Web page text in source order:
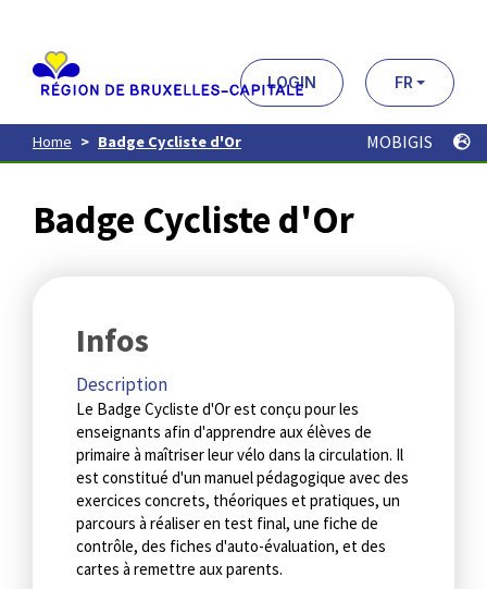
contenu
principal
LOGIN FR
Home Badge Cycliste d'Or MOBIGIS
Badge Cycliste d'Or
Infos
Description
Le Badge Cycliste d'Or est conçu pour les
enseignants afin d'apprendre aux élèves de
primaire à maîtriser leur vélo dans la circulation. Il
est constitué d'un manuel pédagogique avec des
exercices concrets, théoriques et pratiques, un
parcours à réaliser en test final, une fiche de
contrôle, des fiches d'auto-évaluation, et des
cartes à remettre aux parents.